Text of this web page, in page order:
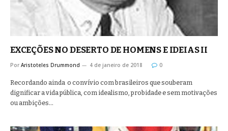
EXCEÇÕES NO DESERTO DE HOMENS E IDEIAS II
Por Aristoteles Drummond 4 de janeiro de 2018 0
Recordando ainda o convívio com brasileiros que souberam
dignificar a vida pública, com idealismo, probidade e sem motivações
ou ambições…